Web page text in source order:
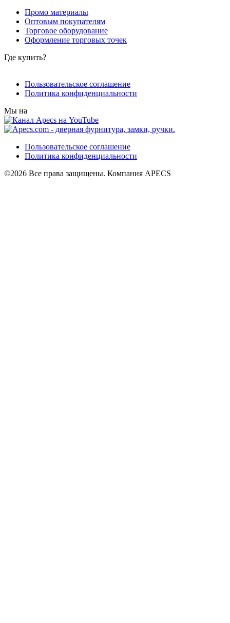
Промо материалы
Оптовым покупателям
Торговое оборудование
Оформление торговых точек
Где купить?
Пользовательское соглашение
Политика конфиденциальности
Мы на
Пользовательское соглашение
Политика конфиденциальности
©2026 Все права защищены. Компания APECS